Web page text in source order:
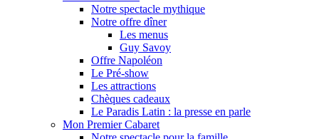
Notre spectacle mythique
Notre offre dîner
Les menus
Guy Savoy
Offre Napoléon
Le Pré-show
Les attractions
Chèques cadeaux
Le Paradis Latin : la presse en parle
Mon Premier Cabaret